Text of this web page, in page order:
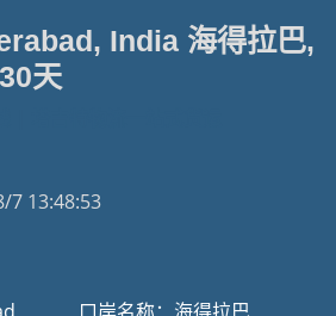
India 海得拉巴,
天
7 13:48:53